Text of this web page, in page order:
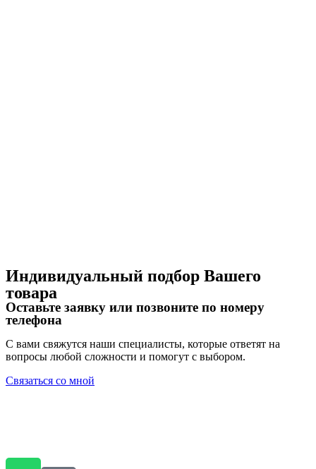
Индивидуальный подбор Вашего
товара
Оставьте заявку или позвоните по номеру
телефона
С вами свяжутся наши специалисты, которые ответят на
вопросы любой сложности и помогут с выбором.
Связаться со мной